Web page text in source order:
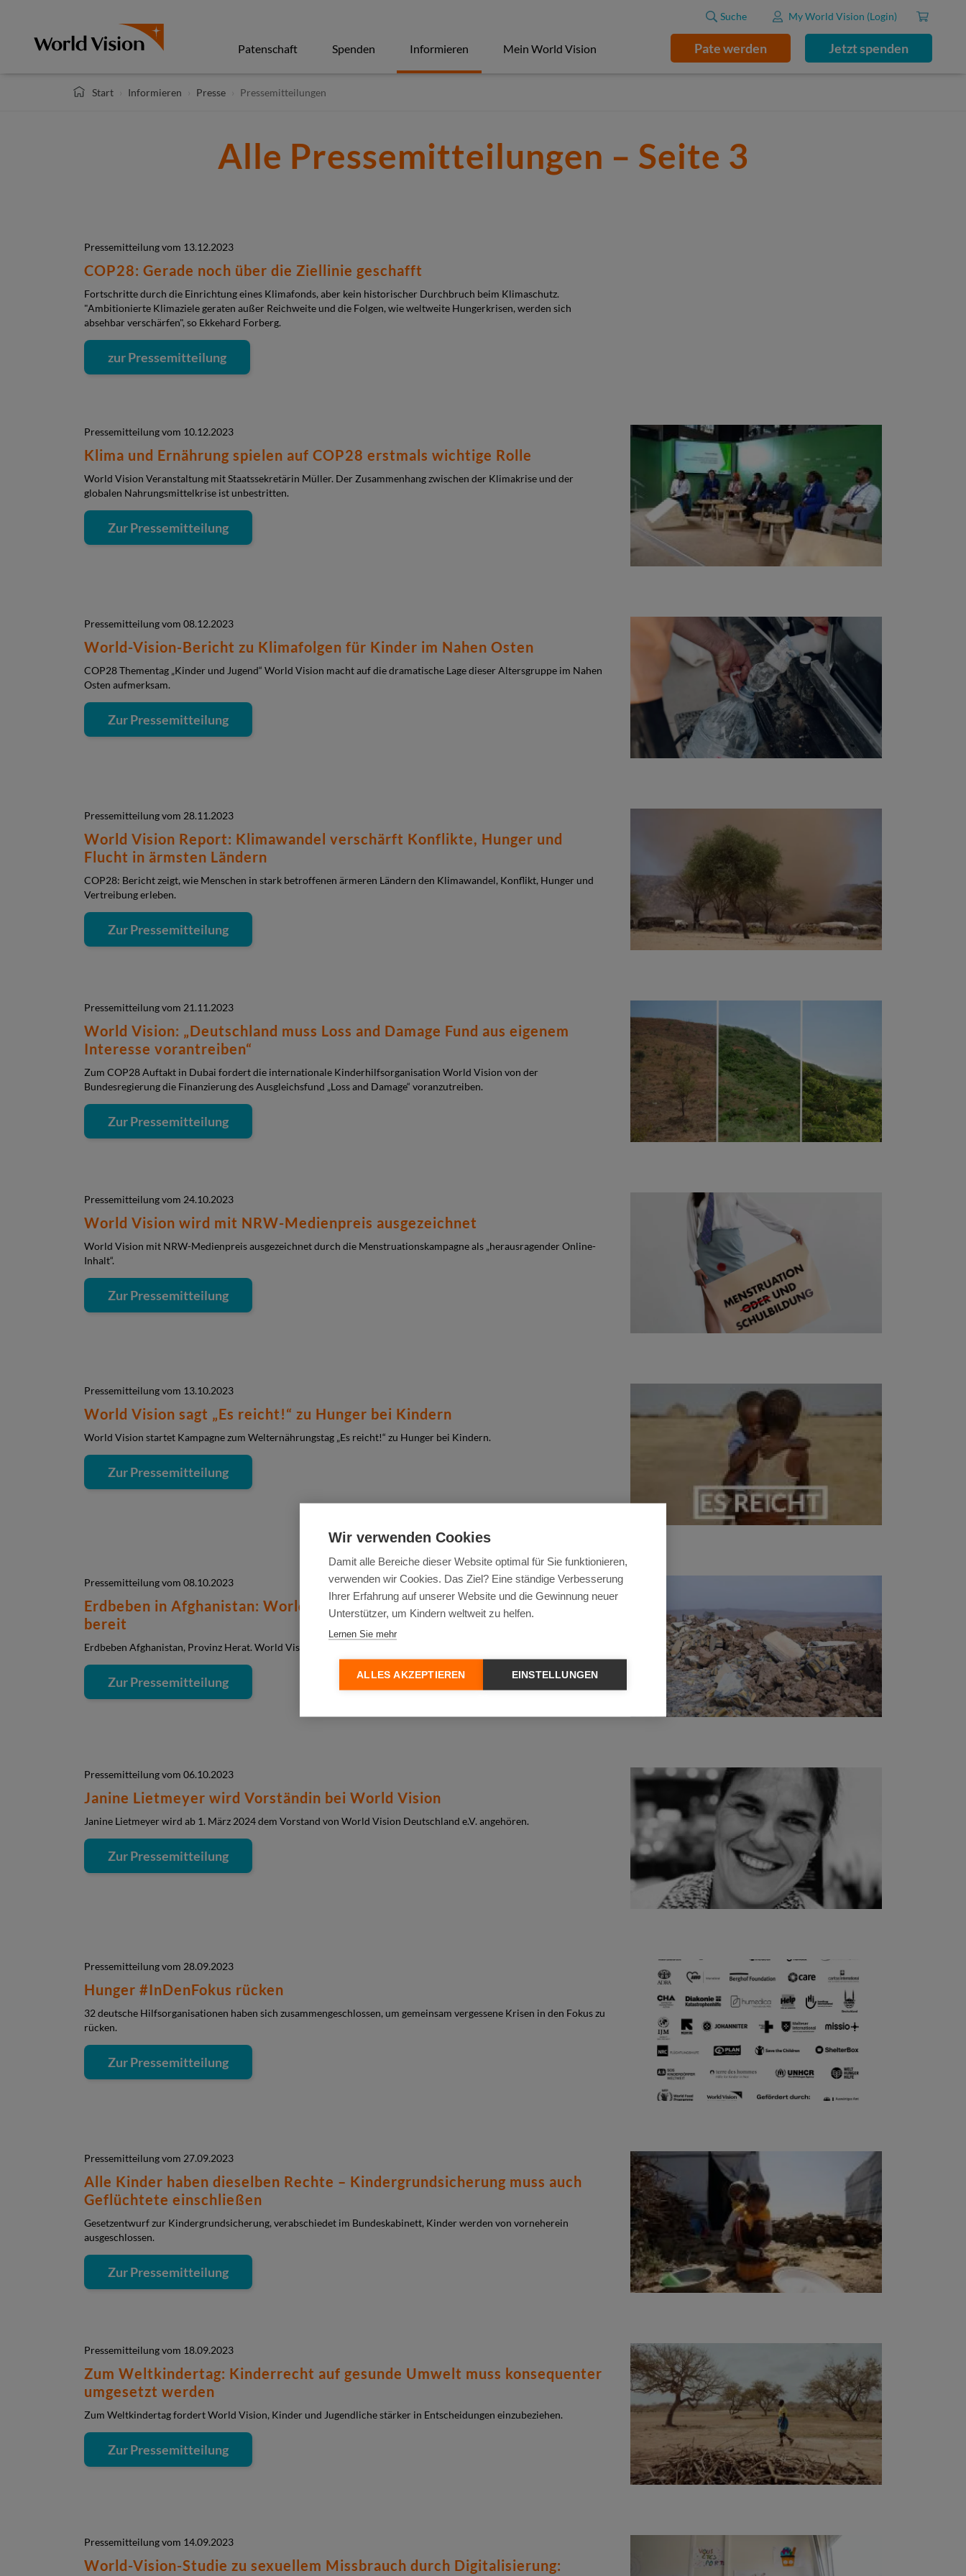
Patenschaft Spenden Informieren Mein World Vision Pate werden Jetzt spenden
Suche My World Vision (Login)
Start Informieren Presse Pressemitteilungen
Alle Pressemitteilungen – Seite 3
Pressemitteilung vom 13.12.2023
COP28: Gerade noch über die Ziellinie geschafft
Fortschritte durch die Einrichtung eines Klimafonds, aber kein historischer Durchbruch beim Klimaschutz.
"Ambitionierte Klimaziele geraten außer Reichweite und die Folgen, wie weltweite Hungerkrisen, werden sich
absehbar verschärfen", so Ekkehard Forberg.
zur Pressemitteilung
Pressemitteilung vom 10.12.2023
Klima und Ernährung spielen auf COP28 erstmals wichtige Rolle
World Vision Veranstaltung mit Staatssekretärin Müller. Der Zusammenhang zwischen der Klimakrise und der
globalen Nahrungsmittelkrise ist unbestritten.
Zur Pressemitteilung
Pressemitteilung vom 08.12.2023
World-Vision-Bericht zu Klimafolgen für Kinder im Nahen Osten
COP28 Thementag „Kinder und Jugend“ World Vision macht auf die dramatische Lage dieser Altersgruppe im Nahen
Osten aufmerksam.
Zur Pressemitteilung
Pressemitteilung vom 28.11.2023
World Vision Report: Klimawandel verschärft Konflikte, Hunger und
Flucht in ärmsten Ländern
COP28: Bericht zeigt, wie Menschen in stark betroffenen ärmeren Ländern den Klimawandel, Konflikt, Hunger und
Vertreibung erleben.
Zur Pressemitteilung
Pressemitteilung vom 21.11.2023
World Vision: „Deutschland muss Loss and Damage Fund aus eigenem
Interesse vorantreiben“
Zum COP28 Auftakt in Dubai fordert die internationale Kinderhilfsorganisation World Vision von der
Bundesregierung die Finanzierung des Ausgleichsfund „Loss and Damage“ voranzutreiben.
Zur Pressemitteilung
Pressemitteilung vom 24.10.2023
World Vision wird mit NRW-Medienpreis ausgezeichnet
World Vision mit NRW-Medienpreis ausgezeichnet durch die Menstruationskampagne als „herausragender Online-
Inhalt“.
Zur Pressemitteilung
Pressemitteilung vom 13.10.2023
World Vision sagt „Es reicht!“ zu Hunger bei Kindern
World Vision startet Kampagne zum Welternährungstag „Es reicht!“ zu Hunger bei Kindern.
Zur Pressemitteilung
Pressemitteilung vom 08.10.2023
Erdbeben in Afghanistan: World Vision stellt mobile Gesundheitsteams
bereit
Erdbeben Afghanistan, Provinz Herat. World Vision stellt mobile Gesundheitsteams und weitere Hilfsgüter bereit.
Zur Pressemitteilung
Pressemitteilung vom 06.10.2023
Janine Lietmeyer wird Vorständin bei World Vision
Janine Lietmeyer wird ab 1. März 2024 dem Vorstand von World Vision Deutschland e.V. angehören.
Zur Pressemitteilung
Pressemitteilung vom 28.09.2023
Hunger #InDenFokus rücken
32 deutsche Hilfsorganisationen haben sich zusammengeschlossen, um gemeinsam vergessene Krisen in den Fokus zu
rücken.
Zur Pressemitteilung
Pressemitteilung vom 27.09.2023
Alle Kinder haben dieselben Rechte – Kindergrundsicherung muss auch
Geflüchtete einschließen
Gesetzentwurf zur Kindergrundsicherung, verabschiedet im Bundeskabinett, Kinder werden von vorneherein
ausgeschlossen.
Zur Pressemitteilung
Pressemitteilung vom 18.09.2023
Zum Weltkindertag: Kinderrecht auf gesunde Umwelt muss konsequenter
umgesetzt werden
Zum Weltkindertag fordert World Vision, Kinder und Jugendliche stärker in Entscheidungen einzubeziehen.
Zur Pressemitteilung
Pressemitteilung vom 14.09.2023
World-Vision-Studie zu sexuellem Missbrauch durch Digitalisierung:
Wir verwenden Cookies
Damit alle Bereiche dieser Website optimal für Sie funktionieren,
verwenden wir Cookies. Das Ziel? Eine ständige Verbesserung
Ihrer Erfahrung auf unserer Website und die Gewinnung neuer
Unterstützer, um Kindern weltweit zu helfen.
Lernen Sie mehr
ALLES AKZEPTIEREN EINSTELLUNGEN